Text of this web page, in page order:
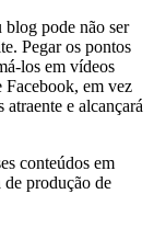
pode não ser
Pegar os pontos
los em vídeos
Facebook, em vez
e alcançará
conteúdos em
de produção de